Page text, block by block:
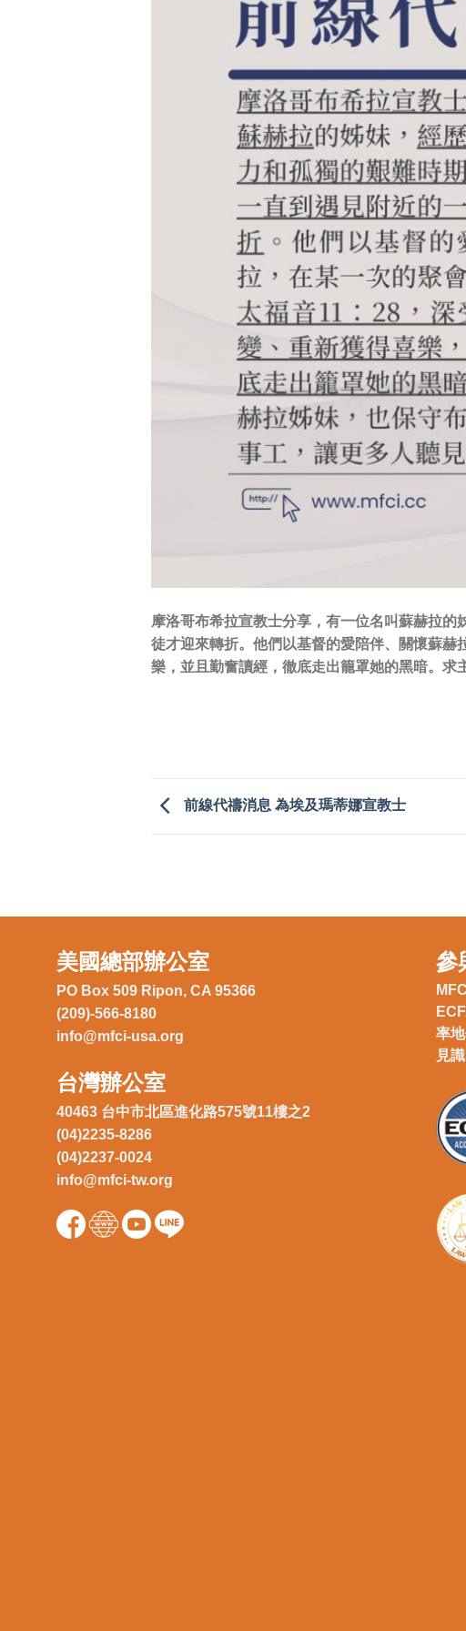
摩洛哥布希拉宣教士分享，有一位名叫蘇赫拉
徒才迎來轉折。他們以基督的愛陪伴、關懷蘇
樂，並且勤奮讀經，徹底走出籠罩她的黑暗。求
前線代禱消息 為埃及瑪蒂娜宣教士
美國總部辦公室
PO Box 509 Ripon, CA 95366
(209)-566-8180
info@mfci-usa.org
台灣辦公室
40463 台中市北區進化路575號11樓之2
(04)2235-8286
(04)2237-0024
info@mfci-tw.org
參
率
見